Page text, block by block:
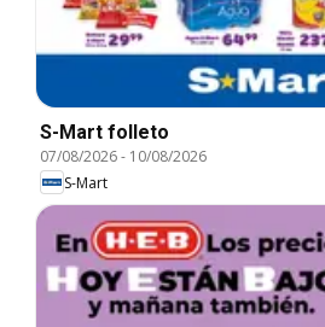
S-Mart folleto
07/08/2026- 10/08/2026
S-Mart